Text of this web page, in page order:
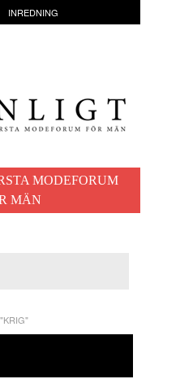
INREDNING
MAT OCH DRYCK
MODEFORUM
MÄN